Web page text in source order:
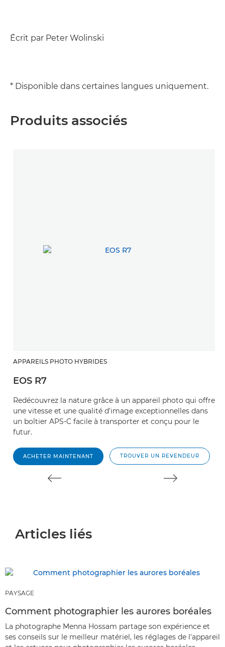
Écrit par Peter Wolinski
* Disponible dans certaines langues uniquement.
Produits associés
APPAREILS PHOTO HYBRIDES
EOS R7
Redécouvrez la nature grâce à un appareil photo qui offre
une vitesse et une qualité d'image exceptionnelles dans
un boîtier APS-C facile à transporter et conçu pour le
futur.
ACHETER MAINTENANT TROUVER UN REVENDEUR
Articles liés
PAYSAGE
Comment photographier les aurores boréales
La photographe Menna Hossam partage son expérience et
ses conseils sur le meilleur matériel, les réglages de l'appareil